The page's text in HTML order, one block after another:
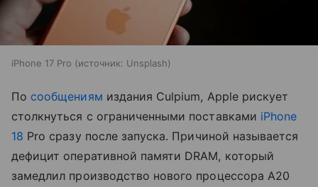
iPhone 17 Pro источник: Unsplash
По сообщениям издания Culpium, Apple рискует
столкнуться с ограниченными поставками iPhone
18 Pro сразу после запуска. Причиной называется
дефицит оперативной памяти DRAM, который
замедлил производство нового процессора A20